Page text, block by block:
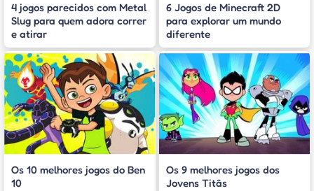
4 jogos parecidos com Metal
Slug para quem adora correr
e atirar
6 Jogos de Minecraft 2D
para explorar um mundo
diferente
Os 10 melhores jogos do Ben
10
Os 9 melhores jogos dos
Jovens Titãs